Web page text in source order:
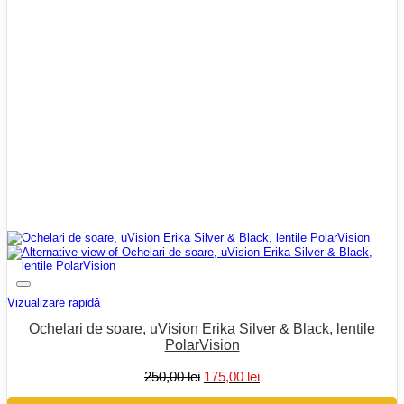
Vizualizare rapidă
Ochelari de soare, uVision Erika Silver & Black, lentile
PolarVision
250,00lei Prețul
175,00 leiPrețul